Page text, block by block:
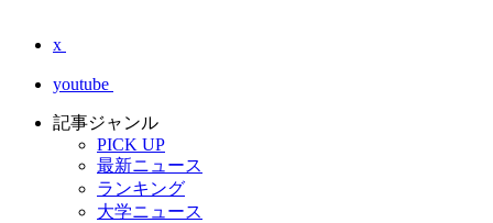
x
youtube
記事ジャンル
PICK UP
最新ニュース
ランキング
大学ニュース